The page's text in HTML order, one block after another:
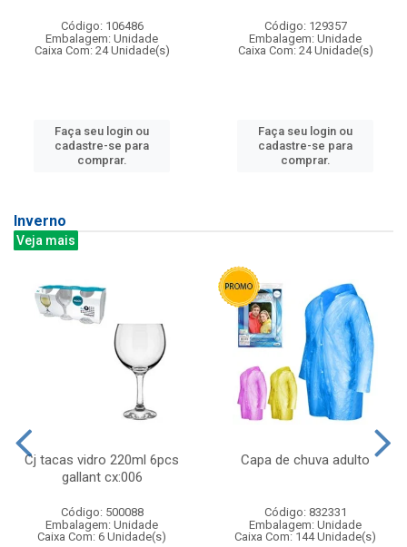
Código: 106486
Embalagem: Unidade
Caixa Com: 24 Unidade(s)
Faça seu login ou
cadastre-se para
comprar.
Código: 129357
Embalagem: Unidade
Caixa Com: 24 Unidade(s)
Faça seu login ou
cadastre-se para
comprar.
Inverno
Veja mais
Cj tacas vidro 220ml 6pcs
gallant cx:006
Código: 500088
Embalagem: Unidade
Caixa Com: 6 Unidade(s)
Capa de chuva adulto
Código: 832331
Embalagem: Unidade
Caixa Com: 144 Unidade(s)